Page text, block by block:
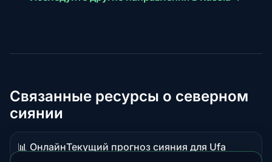
Связанные ресурсы о северном
сиянии
📊 Онлайн
Данные
Текущий прогноз сияния для Ufa